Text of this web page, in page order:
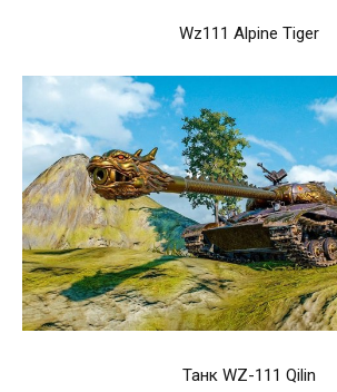
Wz111 Alpine Tiger
Танк WZ-111 Qilin